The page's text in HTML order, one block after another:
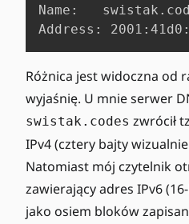
Name:	swistak.codes
Address:
Różnica jest widoczna od
wyjaśnię. U mnie serwer
swistak.codes zwrócił
IPv4 (cztery bajty
Natomiast mój czytelnik
zawierający adres IPv6
jako osiem bloków